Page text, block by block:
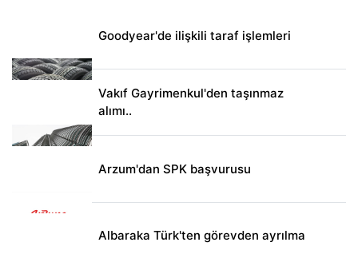
Goodyear'de ilişkili taraf işlemleri
Vakıf Gayrimenkul'den taşınmaz
alımı..
Arzum'dan SPK başvurusu
Albaraka Türk'ten görevden ayrılma